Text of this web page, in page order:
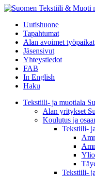
Uutishuone
Tapahtumat
Alan avoimet työpaikat
Jäsensivut
Yhteystiedot
FAB
In English
Haku
Tekstiili- ja muotiala
Alan yritykset
Koulutus ja
Tekstiili-
Tekstiili-